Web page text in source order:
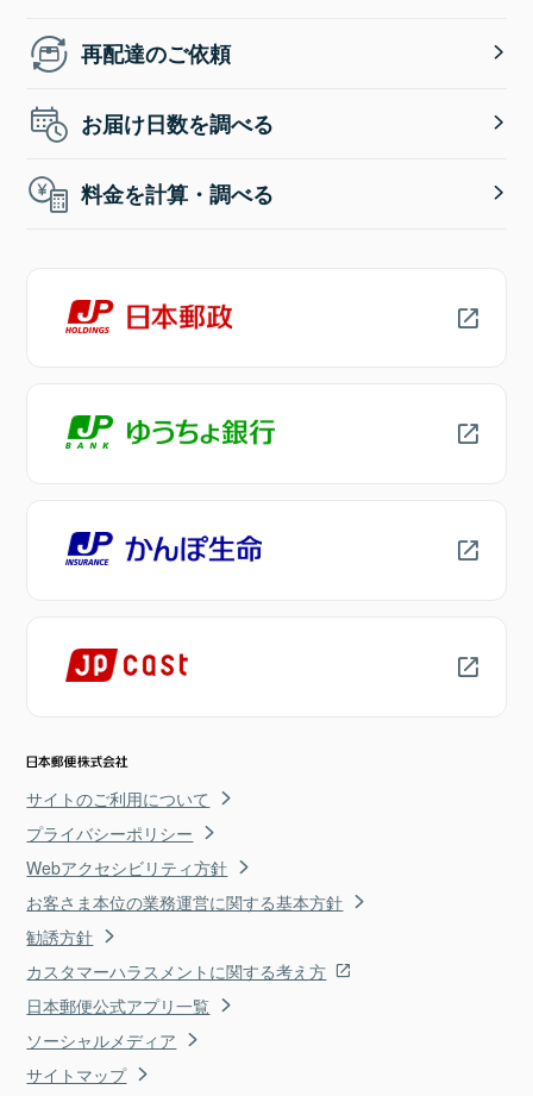
再配達のご依頼
お届け日数を調べる
料金を計算・調べる
サイトのご利用について
プライバシーポリシー
Webアクセシビリティ方針
お客さま本位の業務運営に関する基本方針
勧誘方針
カスタマーハラスメントに関する考え方
日本郵便公式アプリ一覧
ソーシャルメディア
サイトマップ